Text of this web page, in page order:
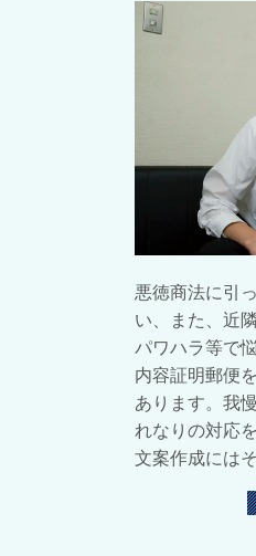
悪徳商法に引
い、また、近
パワハラ等で
内容証明郵便
あります。我
れなりの対応
文案作成には